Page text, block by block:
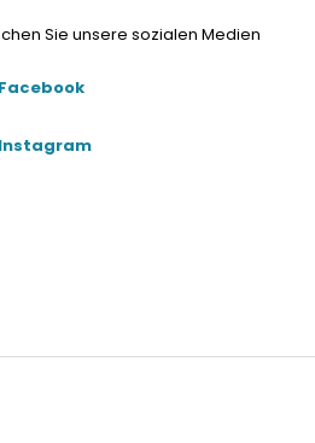
Sie unsere sozialen Medien
Instagram